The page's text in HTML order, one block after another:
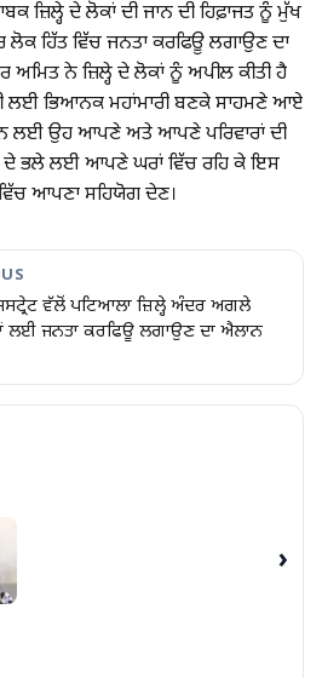
ਜ਼ਿਲ੍ਹੇ ਦੇ ਲੋਕਾਂ ਦੀ ਜਾਨ ਦੀ ਹਿਫ਼ਾਜਤ ਨੂੰ ਮੁੱਖ
ਹਿੱਤ ਵਿੱਚ ਜਨਤਾ ਕਰਫਿਊ ਲਗਾਉਣ ਦਾ
ਅਮਿਤ ਨੇ ਜ਼ਿਲ੍ਹੇ ਦੇ ਲੋਕਾਂ ਨੂੰ ਅਪੀਲ ਕੀਤੀ ਹੈ
ਲਈ ਭਿਆਨਕ ਮਹਾਂਮਾਰੀ ਬਣਕੇ ਸਾਹਮਣੇ ਆਏ
ਲਈ ਉਹ ਆਪਣੇ ਅਤੇ ਆਪਣੇ ਪਰਿਵਾਰਾਂ ਦੀ
ਦੇ ਭਲੇ ਲਈ ਆਪਣੇ ਘਰਾਂ ਵਿੱਚ ਰਹਿ ਕੇ ਇਸ
ਆਪਣਾ ਸਹਿਯੋਗ ਦੇਣ।
ਵੱਲੋਂ ਪਟਿਆਲਾ ਜ਼ਿਲ੍ਹੇ ਅੰਦਰ ਅਗਲੇ
ਲਈ ਜਨਤਾ ਕਰਫਿਊ ਲਗਾਉਣ ਦਾ ਐਲਾਨ
›